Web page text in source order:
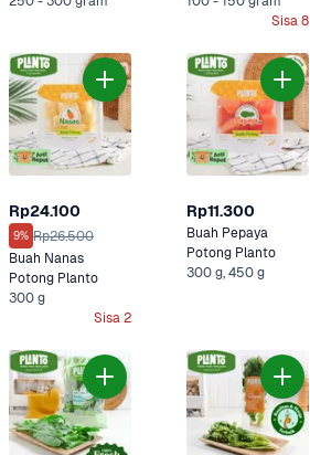
Sisa 8
Rp24.100
9% Rp26.500
Buah Nanas
Potong Planto
300 g
Sisa 2
Rp11.300
Buah Pepaya
Potong Planto
300 g, 450 g